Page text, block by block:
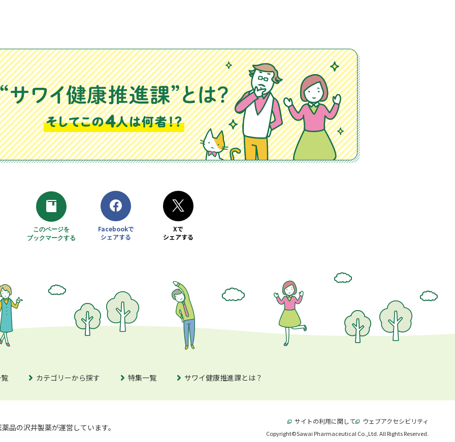
このページを
ブックマークする
Facebookで
シェアする
Xで
シェアする
カテゴリーから探す 特集一覧 サワイ健康推進課とは？
品の沢井製薬が運営しています。
サイトの利用に関して別ウィンドウで開きます
ウェブアクセシビリティ
Copyright©Sawai Pharmaceutical Co.,Ltd.All Rights Reserved.